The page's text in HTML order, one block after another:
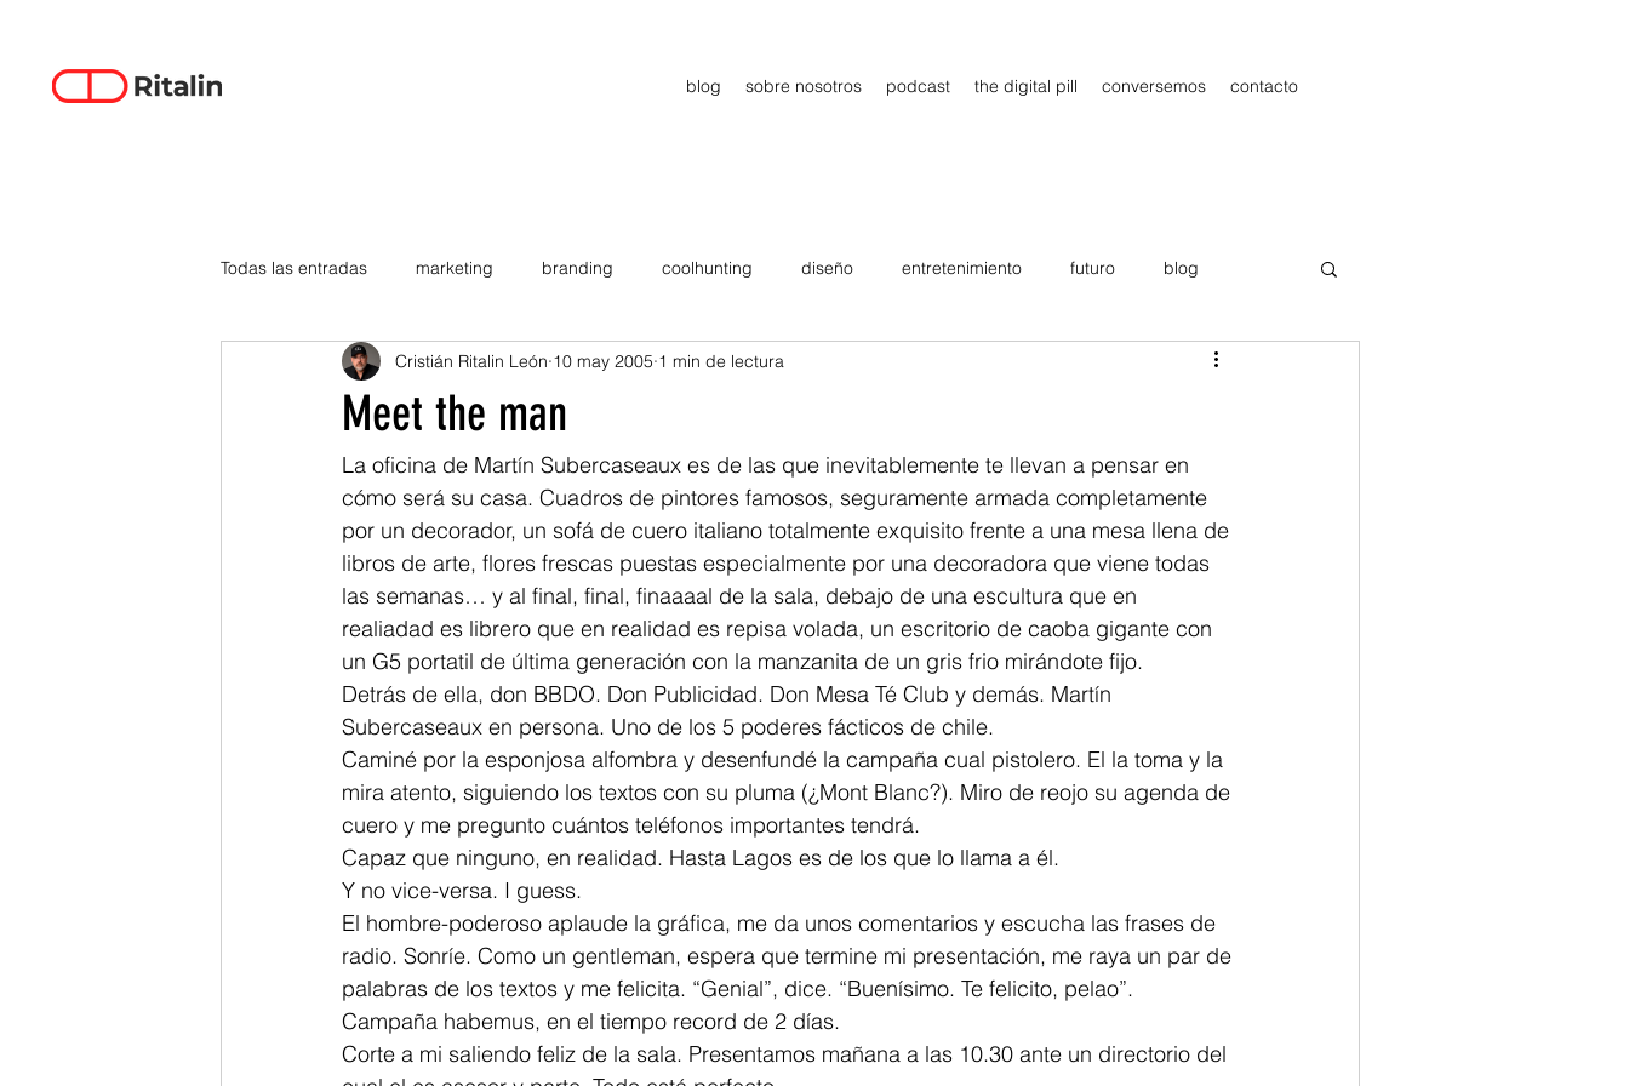
blog sobre nosotros podcast the digital pill conversemos contacto
Todas las entradas marketing branding coolhunting diseño entretenimiento futuro blog
data-driven creativity emprendimiento estrategia gadgets Publicidad
smartphones tecnología Viajes tendencias Wow B2B Showcase
Meet the man
Cristián Ritalin León 10 may 2005 1 min de lectura
La oficina de Martín Subercaseaux es de las que inevitablemente te llevan a pensar en
cómo será su casa. Cuadros de pintores famosos, seguramente armada completamente
por un decorador, un sofá de cuero italiano totalmente exquisito frente a una mesa llena de
libros de arte, flores frescas puestas especialmente por una decoradora que viene todas
las semanas… y al final, final, finaaaal de la sala, debajo de una escultura que en
realiadad es librero que en realidad es repisa volada, un escritorio de caoba gigante con
un G5 portatil de última generación con la manzanita de un gris frio mirándote fijo.
Detrás de ella, don BBDO. Don Publicidad. Don Mesa Té Club y demás. Martín
Subercaseaux en persona. Uno de los 5 poderes fácticos de chile.
Caminé por la esponjosa alfombra y desenfundé la campaña cual pistolero. El la toma y la
mira atento, siguiendo los textos con su pluma (¿Mont Blanc?). Miro de reojo su agenda de
cuero y me pregunto cuántos teléfonos importantes tendrá.
Capaz que ninguno, en realidad. Hasta Lagos es de los que lo llama a él.
Y no vice-versa. I guess.
El hombre-poderoso aplaude la gráfica, me da unos comentarios y escucha las frases de
radio. Sonríe. Como un gentleman, espera que termine mi presentación, me raya un par de
palabras de los textos y me felicita. “Genial”, dice. “Buenísimo. Te felicito, pelao”.
Campaña habemus, en el tiempo record de 2 días.
Corte a mi saliendo feliz de la sala. Presentamos mañana a las 10.30 ante un directorio del